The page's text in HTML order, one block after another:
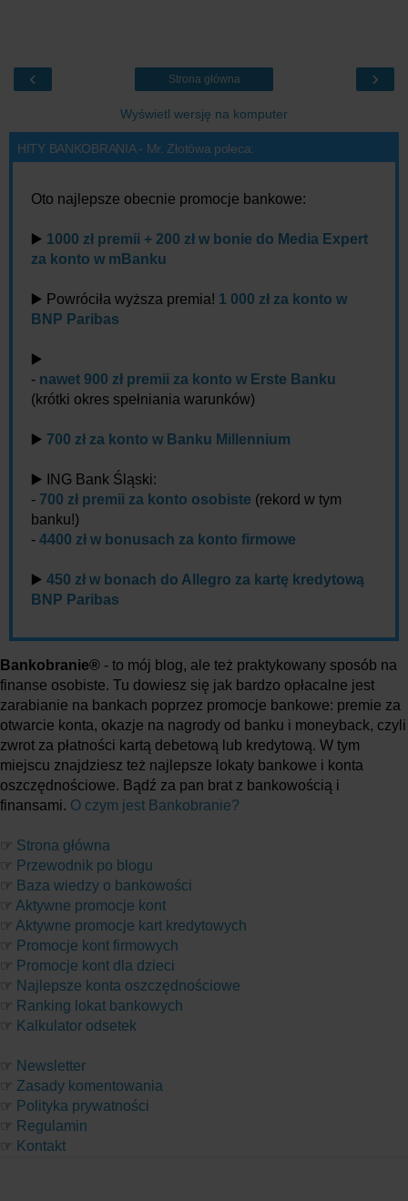
‹ ›
Strona główna
Wyświetl wersję na komputer
HITY BANKOBRANIA - Mr. Złotówa poleca:
Oto najlepsze obecnie promocje bankowe:
▶️ 1000 zł premii + 200 zł w bonie do Media Expert
za konto w mBanku
▶️ Powróciła wyższa premia! 1 000 zł za konto w
BNP Paribas
▶️
- nawet 900 zł premii za konto w Erste Banku
(krótki okres spełniania warunków)
▶️ 700 zł za konto w Banku Millennium
▶️ ING Bank Śląski:
- 700 zł premii za konto osobiste (rekord w tym
banku!)
- 4400 zł w bonusach za konto firmowe
▶️ 450 zł w bonach do Allegro za kartę kredytową
BNP Paribas
Bankobranie® - to mój blog, ale też praktykowany sposób na
finanse osobiste. Tu dowiesz się jak bardzo opłacalne jest
zarabianie na bankach poprzez promocje bankowe: premie za
otwarcie konta, okazje na nagrody od banku i moneyback, czyli
zwrot za płatności kartą debetową lub kredytową. W tym
miejscu znajdziesz też najlepsze lokaty bankowe i konta
oszczędnościowe. Bądź za pan brat z bankowością i
finansami. O czym jest Bankobranie?
☞ Strona główna
☞ Przewodnik po blogu
☞ Baza wiedzy o bankowości
☞ Aktywne promocje kont
☞ Aktywne promocje kart kredytowych
☞ Promocje kont firmowych
☞ Promocje kont dla dzieci
☞ Najlepsze konta oszczędnościowe
☞ Ranking lokat bankowych
☞ Kalkulator odsetek
☞ Newsletter
☞ Zasady komentowania
☞ Polityka prywatności
☞ Regulamin
☞ Kontakt